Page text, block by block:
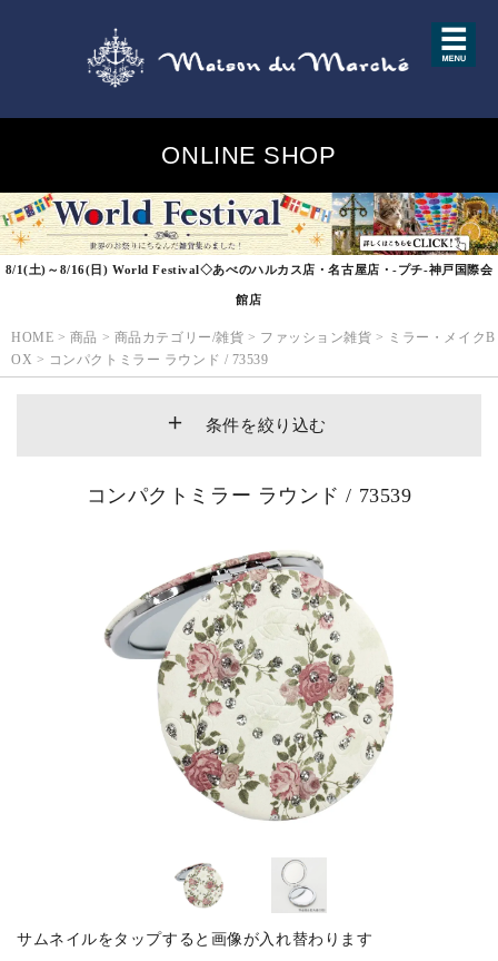
ONLINE SHOP
8/1(土)～8/16(日) World Festival◇あべのハルカス店・名古屋店・-プチ-神戸国際会
館店
HOME > 商品 > 商品カテゴリー/雑貨 > ファッション雑貨 > ミラー・メイクB
OX > コンパクトミラー ラウンド / 73539
条件を絞り込む
ピックアップ商品
商品カテゴリー/家具
商品カテゴリー/雑貨
カラー
サイズ
コンパクトミラー ラウンド / 73539
サムネイルをタップすると画像が入れ替わります